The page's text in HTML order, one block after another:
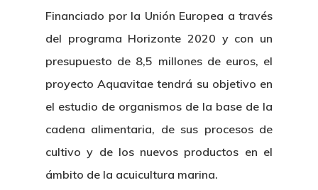
Financiado por la Unión Europea a través
del programa Horizonte 2020 y con un
presupuesto de 8,5 millones de euros, el
proyecto Aquavitae tendrá su objetivo en
el estudio de organismos de la base de la
cadena alimentaria, de sus procesos de
cultivo y de los nuevos productos en el
ámbito de la acuicultura marina.